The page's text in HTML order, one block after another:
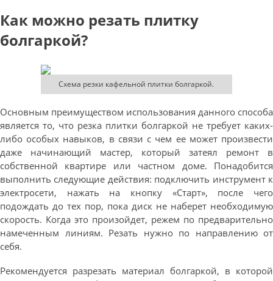
Как можно резать плитку
болгаркой?
Схема резки кафельной плитки болгаркой.
Основным преимуществом использования данного способа
является то, что резка плитки болгаркой не требует каких-
либо особых навыков, в связи с чем ее может произвести
даже начинающий мастер, который затеял ремонт в
собственной квартире или частном доме. Понадобится
выполнить следующие действия: подключить инструмент к
электросети, нажать на кнопку «Старт», после чего
подождать до тех пор, пока диск не наберет необходимую
скорость. Когда это произойдет, режем по предварительно
намеченным линиям. Резать нужно по направлению от
себя.
Рекомендуется разрезать материал болгаркой, в которой